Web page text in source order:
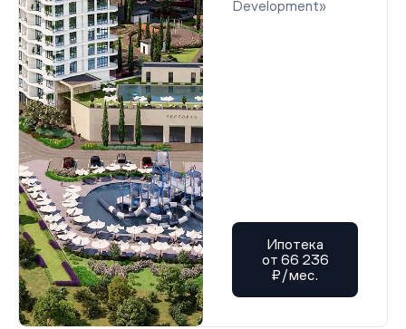
Develoрment»
Ипотека
от 66 236
₽/мес.